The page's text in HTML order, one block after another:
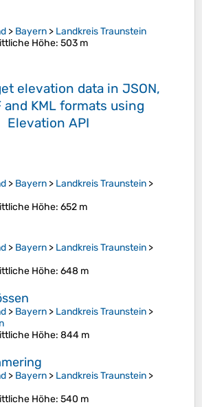
> Bayern > Landkreis Traunstein
Höhe: 503 m
elevation data in JSON,
and KML formats using
Elevation API
> Bayern > Landkreis Traunstein >
Höhe: 652 m
> Bayern > Landkreis Traunstein >
Höhe: 648 m
> Bayern > Landkreis Traunstein >
Höhe: 844 m
> Bayern > Landkreis Traunstein >
Höhe: 540 m